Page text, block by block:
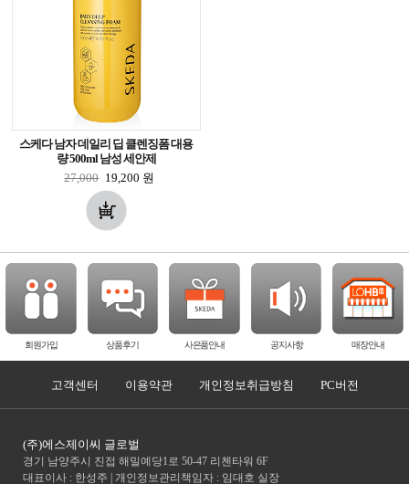
스케다 남자 데일리 딥 클렌징폼 대용
량 500ml 남성 세안제
27,000 19,200 원
회원가입 상품후기 사은품안내 공지사항 매장안내
고객센터 이용약관 개인정보취급방침 PC버전
(주)에스제이씨 글로벌
경기 남양주시 진접 해밀예당1로 50-47 리첸타워 6F
대표이사 : 한성주 | 개인정보관리책임자 : 임대호 실장